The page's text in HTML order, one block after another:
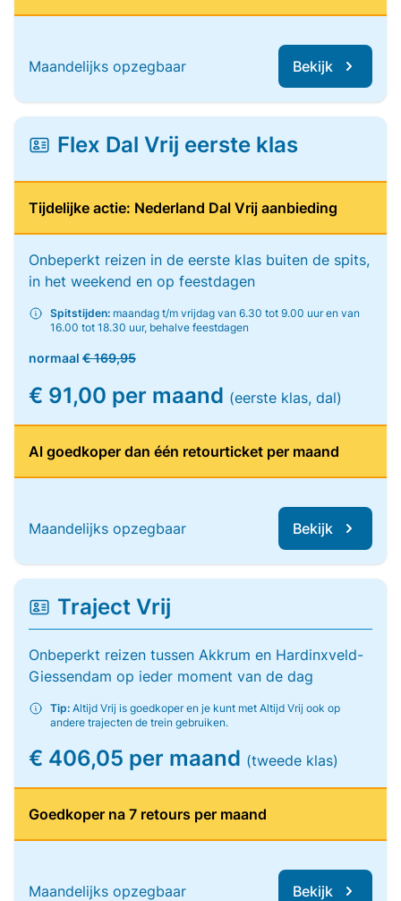
Maandelijks opzegbaar Bekijk
Flex Dal Vrij eerste klas
Tijdelijke actie: Nederland Dal Vrij aanbieding
Onbeperkt reizen in de eerste klas buiten de spits,
in het weekend en op feestdagen
Spitstijden: maandag t/m vrijdag van 6.30 tot 9.00 uur en van
16.00 tot 18.30 uur, behalve feestdagen
normaal € 169,95
€ 91,00 per maand (eerste klas, dal)
Al goedkoper dan één retourticket per maand
Maandelijks opzegbaar Bekijk
Traject Vrij
Onbeperkt reizen tussen Akkrum en Hardinxveld-
Giessendam op ieder moment van de dag
Tip: Altijd Vrij is goedkoper en je kunt met Altijd Vrij ook op
andere trajecten de trein gebruiken.
€ 406,05 per maand (tweede klas)
Goedkoper na 7 retours per maand
Maandelijks opzegbaar Bekijk